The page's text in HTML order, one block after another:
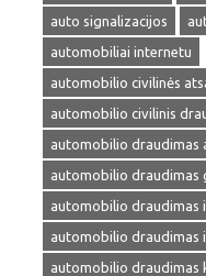
auto signalizacijos
automobiliai internetu
automobilio civilinės
automobilio civilinis
automobilio draudimas
automobilio draudimas
automobilio draudimas
automobilio draudimas
automobilio draudimas